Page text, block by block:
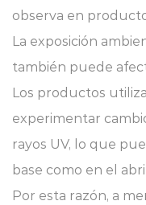
observa en
La exposición
también puede
Los productos
experimentar
rayos UV, lo que
base como en el
Por esta razón, a